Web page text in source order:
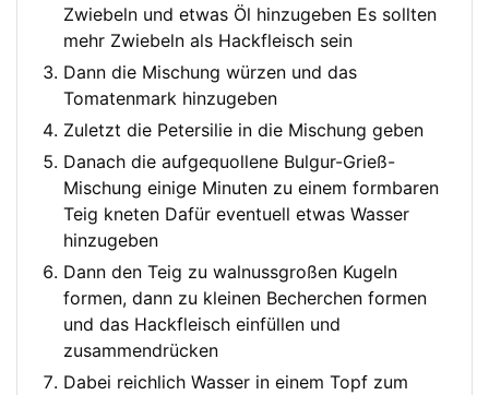
Zwiebeln und etwas Öl hinzugeben Es sollten
mehr Zwiebeln als Hackfleisch sein
Dann die Mischung würzen und das
Tomatenmark hinzugeben
Zuletzt die Petersilie in die Mischung geben
Danach die aufgequollene Bulgur-Grieß-
Mischung einige Minuten zu einem formbaren
Teig kneten Dafür eventuell etwas Wasser
hinzugeben
Dann den Teig zu walnussgroßen Kugeln
formen, dann zu kleinen Becherchen formen
und das Hackfleisch einfüllen und
zusammendrücken
Dabei reichlich Wasser in einem Topf zum